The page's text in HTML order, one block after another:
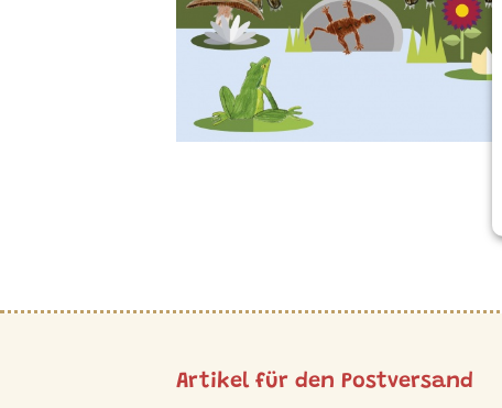
Artikel für den Postversand